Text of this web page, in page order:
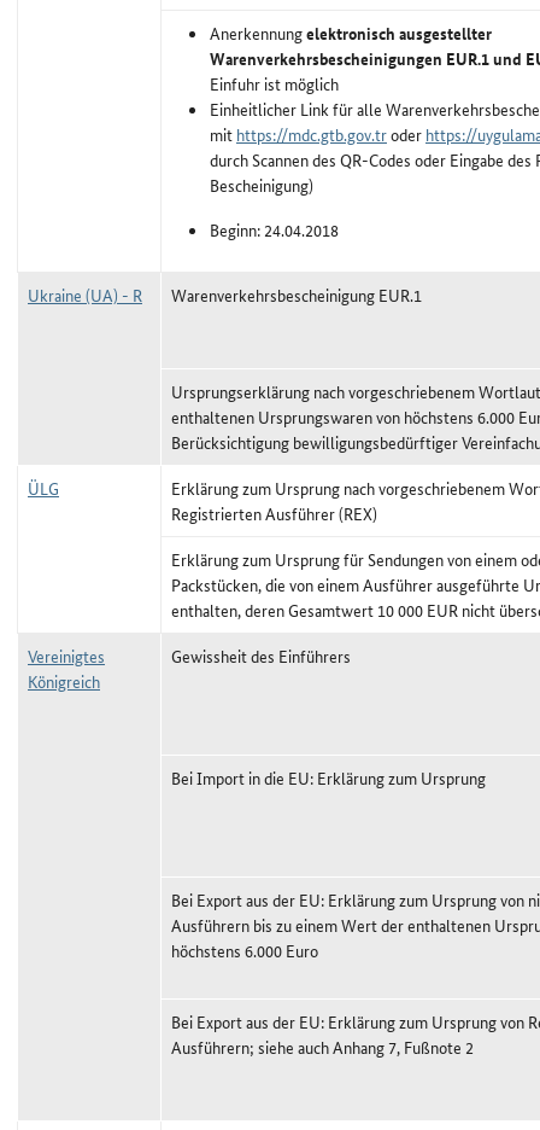
Anerkennungelektronisch ausgestellter
Warenverkehrsbescheinigungen EUR.1 und
Einfuhr ist möglich
Einheitlicher Link für alle
mit https://mdc.gtb.gov.troder https://
durch Scannen des QR-Codes oder Eingabe des
Bescheinigung)
Beginn: 24.04.2018
Ukraine (UA) - R Warenverkehrsbescheinigung EUR.1
Ursprungserklärung nach vorgeschriebenem
enthaltenen Ursprungswaren von höchstens 6.000
Berücksichtigung bewilligungsbedürftiger
ÜLG
Erklärung zum Ursprung nach vorgeschriebenem
Registrierten Ausführer (REX)
Erklärung zum Ursprung für Sendungen von einem
Packstücken, die von einem Ausführer ausgeführte
enthalten, deren Gesamtwert 10 000 EUR nicht
Vereinigtes
Königreich
Gewissheit des Einführers
Bei Import in die EU: Erklärung zum Ursprung
Bei Export aus der EU: Erklärung zum Ursprung von
Ausführern bis zu einem Wert der enthaltenen
höchstens 6.000 Euro
Bei Export aus der EU: Erklärung zum Ursprung von
Ausführern; siehe auch Anhang 7, Fußnote 2